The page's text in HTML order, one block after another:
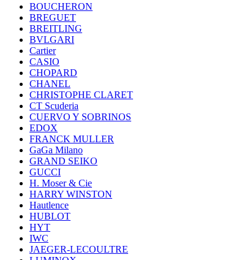
BOUCHERON
BREGUET
BREITLING
BVLGARI
Cartier
CASIO
CHOPARD
CHANEL
CHRISTOPHE CLARET
CT Scuderia
CUERVO Y SOBRINOS
EDOX
FRANCK MULLER
GaGa Milano
GRAND SEIKO
GUCCI
H. Moser & Cie
HARRY WINSTON
Hautlence
HUBLOT
HYT
IWC
JAEGER-LECOULTRE